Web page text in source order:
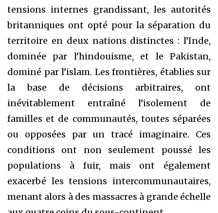
tensions internes grandissant, les autorités
britanniques ont opté pour la séparation du
territoire en deux nations distinctes : l’Inde,
dominée par l’hindouisme, et le Pakistan,
dominé par l’islam. Les frontières, établies sur
la base de décisions arbitraires, ont
inévitablement entraîné l’isolement de
familles et de communautés, toutes séparées
ou opposées par un tracé imaginaire. Ces
conditions ont non seulement poussé les
populations à fuir, mais ont également
exacerbé les tensions intercommunautaires,
menant alors à des massacres à grande échelle